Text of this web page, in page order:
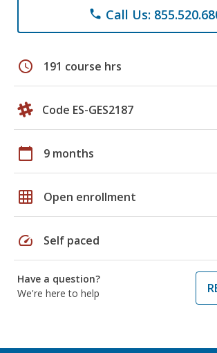
phone Call Us:
schedule 191 course hrs
Code ES-GES2187
calendar_today 9 months
grid_on Open enrollment
speed Self paced
Have a question?
We're here to help